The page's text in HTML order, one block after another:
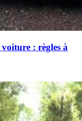
: règles à